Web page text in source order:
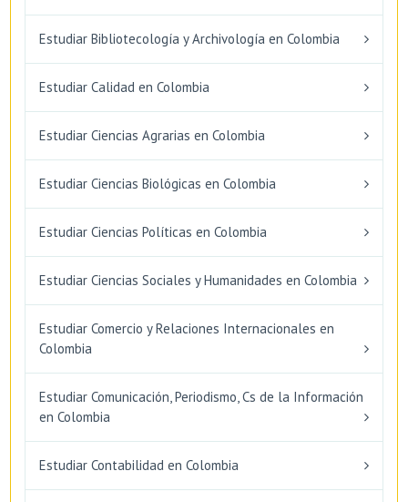
Estudiar Bibliotecología y Archivología en Colombia
Estudiar Calidad en Colombia
Estudiar Ciencias Agrarias en Colombia
Estudiar Ciencias Biológicas en Colombia
Estudiar Ciencias Políticas en Colombia
Estudiar Ciencias Sociales y Humanidades en Colombia
Estudiar Comercio y Relaciones Internacionales en
Colombia
Estudiar Comunicación, Periodismo, Cs de la Información
en Colombia
Estudiar Contabilidad en Colombia